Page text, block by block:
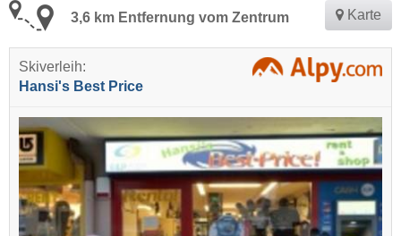
3,6 km Entfernung vom Zentrum Karte
Skiverleih:
Hansi's Best Price